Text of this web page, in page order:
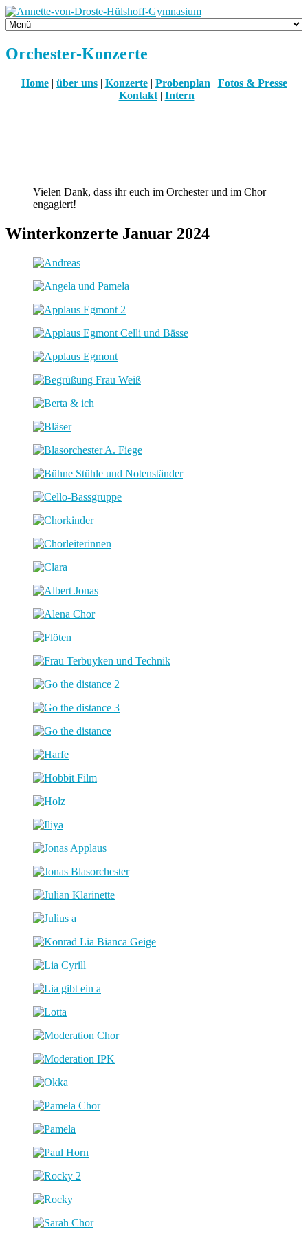
Orchester-Konzerte
Home | über uns | Konzerte| Probenplan | Fotos & Presse
| Kontakt| Intern
Vielen Dank, dass ihr euch im Orchester und im Chor
engagiert!
Winterkonzerte Januar 2024